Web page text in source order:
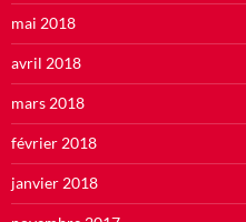
mai 2018
avril 2018
mars 2018
février 2018
janvier 2018